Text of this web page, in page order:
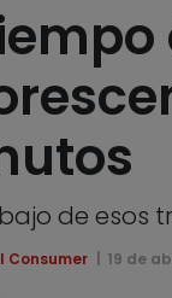
de esos
Consumer 19 de